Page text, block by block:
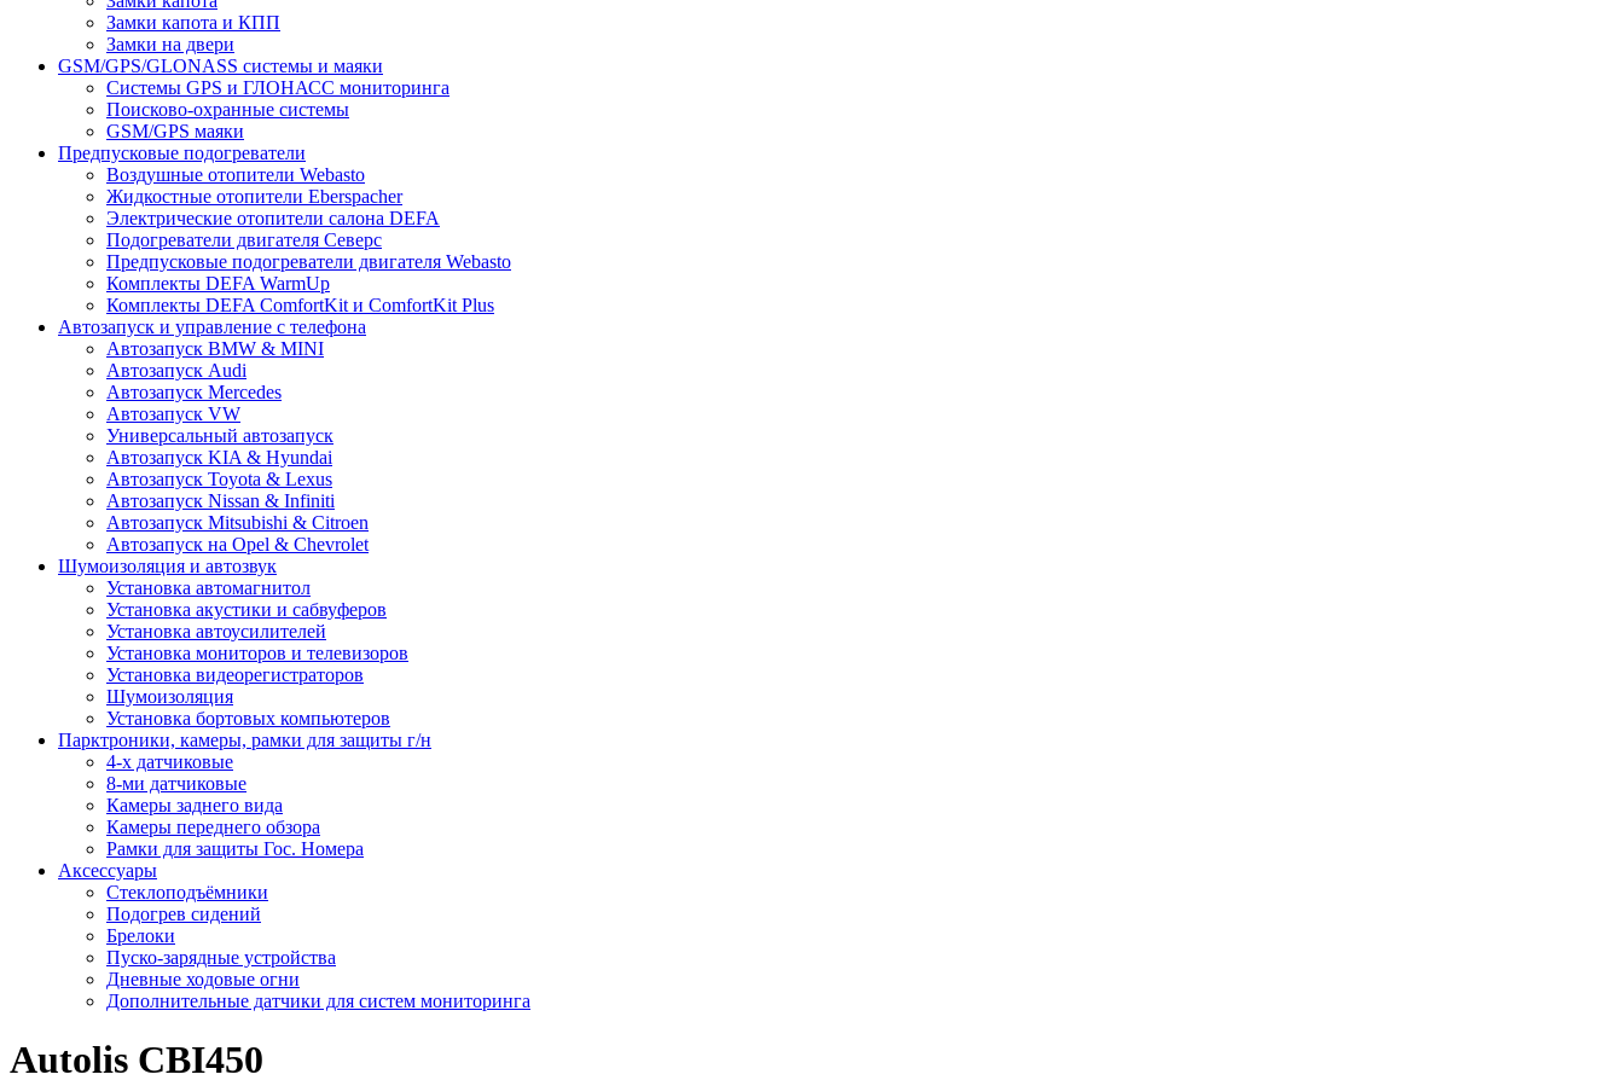
Замки капота и КПП
Замки на двери
GSM/GPS/GLONASS системы и маяки
Системы GPS и ГЛОНАСС мониторинга
Поисково-охранные системы
GSM/GPS маяки
Предпусковые подогреватели
Воздушные отопители Webasto
Жидкостные отопители Eberspacher
Электрические отопители салона DEFA
Подогреватели двигателя Северс
Предпусковые подогреватели двигателя Webasto
Комплекты DEFA WarmUp
Комплекты DEFA ComfortKit и ComfortKit Plus
Автозапуск и управление с телефона
Автозапуск BMW & MINI
Автозапуск Audi
Автозапуск Mercedes
Автозапуск VW
Универсальный автозапуск
Автозапуск KIA & Hyundai
Автозапуск Toyota & Lexus
Автозапуск Nissan & Infiniti
Автозапуск Mitsubishi & Citroen
Автозапуск на Opel & Chevrolet
Шумоизоляция и автозвук
Установка автомагнитол
Установка акустики и сабвуферов
Установка автоусилителей
Установка мониторов и телевизоров
Установка видеорегистраторов
Шумоизоляция
Установка бортовых компьютеров
Парктроники, камеры, рамки для защиты г/н
4-х датчиковые
8-ми датчиковые
Камеры заднего вида
Камеры переднего обзора
Рамки для защиты Гос. Номера
Аксессуары
Стеклоподъёмники
Подогрев сидений
Брелоки
Пуско-зарядные устройства
Дневные ходовые огни
Дополнительные датчики для систем мониторинга
Autolis CBI450